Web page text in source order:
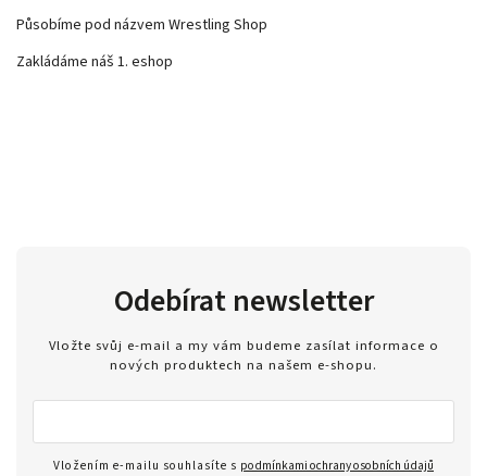
Působíme pod názvem Wrestling Shop
Zakládáme náš 1. eshop
Odebírat newsletter
Vložte svůj e-mail a my vám budeme zasílat informace o
nových produktech na našem e-shopu.
Vložením e-mailu souhlasíte s podmínkami ochrany osobních údajů